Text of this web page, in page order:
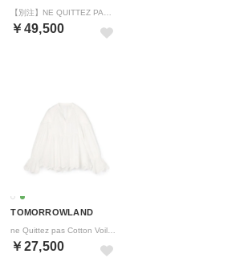
￥49,500
TOMORROWLAND
￥27,500